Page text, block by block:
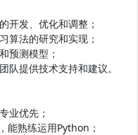
开发、优化和调整；
算法的研究和实现；
预测模型；
队提供技术支持和建议。
业优先；
能熟练运用Python；